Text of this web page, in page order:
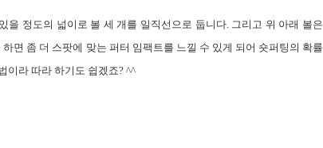
을 정도의 넓이로 볼 세 개를 일직선으로 둡니다. 그리고 위 아래 볼은
면 좀 더 스팟에 맞는 퍼터 임팩트를 느낄 수 있게 되어 숏퍼팅의 확률
이라 따라 하기도 쉽겠죠? ^^